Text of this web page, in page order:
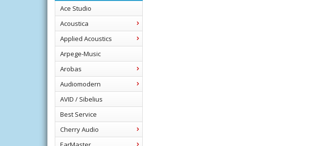
Ace Studio
Acoustica
Applied Acoustics
Arpege-Music
Arobas
Audiomodern
AVID / Sibelius
Best Service
Cherry Audio